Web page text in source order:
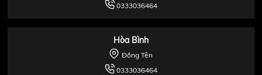
0333036464
Hòa Bình
Đồng Tên
0333036464